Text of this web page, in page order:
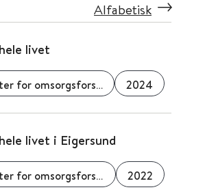
Alfabetisk
livet
Senter for omsorgsforskning 2024
livet i Eigersund
Senter for omsorgsforskning 2022